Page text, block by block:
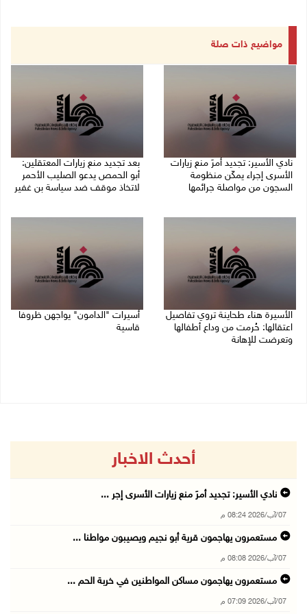
مواضيع ذات صلة
نادي الأسير: تجديد أمرَ منع زيارات
الأسرى إجراء يمكّن منظومة
السجون من مواصلة جرائمها
بعد تجديد منع زيارات المعتقلين:
أبو الحمص يدعو الصليب الأحمر
لاتخاذ موقف ضد سياسة بن غفير
الأسيرة هناء طحاينة تروي تفاصيل
اعتقالها: حُرمت من وداع أطفالها
وتعرضت للإهانة
أسيرات "الدامون" يواجهن ظروفا
قاسية
أحدث الاخبار
نادي الأسير: تجديد أمرَ منع زيارات الأسرى إجر ...
07/آب/2026 08:24 م
مستعمرون يهاجمون قرية أبو نجيم ويصيبون مواطنا ...
07/آب/2026 08:08 م
مستعمرون يهاجمون مساكن المواطنين في خربة الحم ...
07/آب/2026 07:09 م